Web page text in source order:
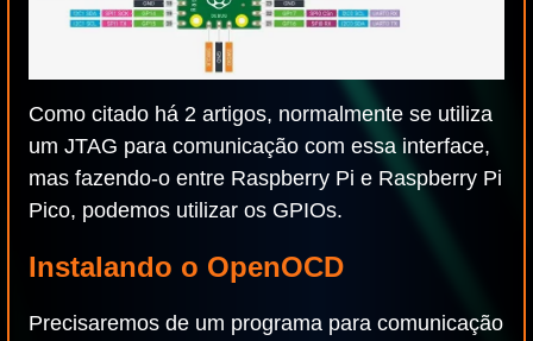
Como citado há 2 artigos, normalmente se utiliza
um JTAG para comunicação com essa interface,
mas fazendo-o entre Raspberry Pi e Raspberry Pi
Pico, podemos utilizar os GPIOs.
Instalando o OpenOCD
Precisaremos de um programa para comunicação